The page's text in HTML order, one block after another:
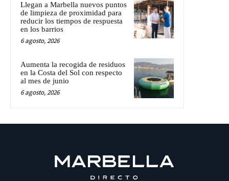
Llegan a Marbella nuevos puntos
de limpieza de proximidad para
reducir los tiempos de respuesta
en los barrios
6 agosto, 2026
Aumenta la recogida de residuos
en la Costa del Sol con respecto
al mes de junio
6 agosto, 2026